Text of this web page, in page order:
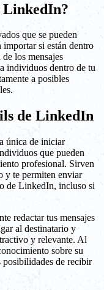
LinkedIn?
que se pueden
si están dentro
los mensajes
individuos dentro de tu
a posibles
de LinkedIn
única de iniciar
que pueden
profesional. Sirven
y te permiten enviar
de LinkedIn, incluso si
redactar tus mensajes
al destinatario y
y relevante. Al
sobre su
posibilidades de recibir